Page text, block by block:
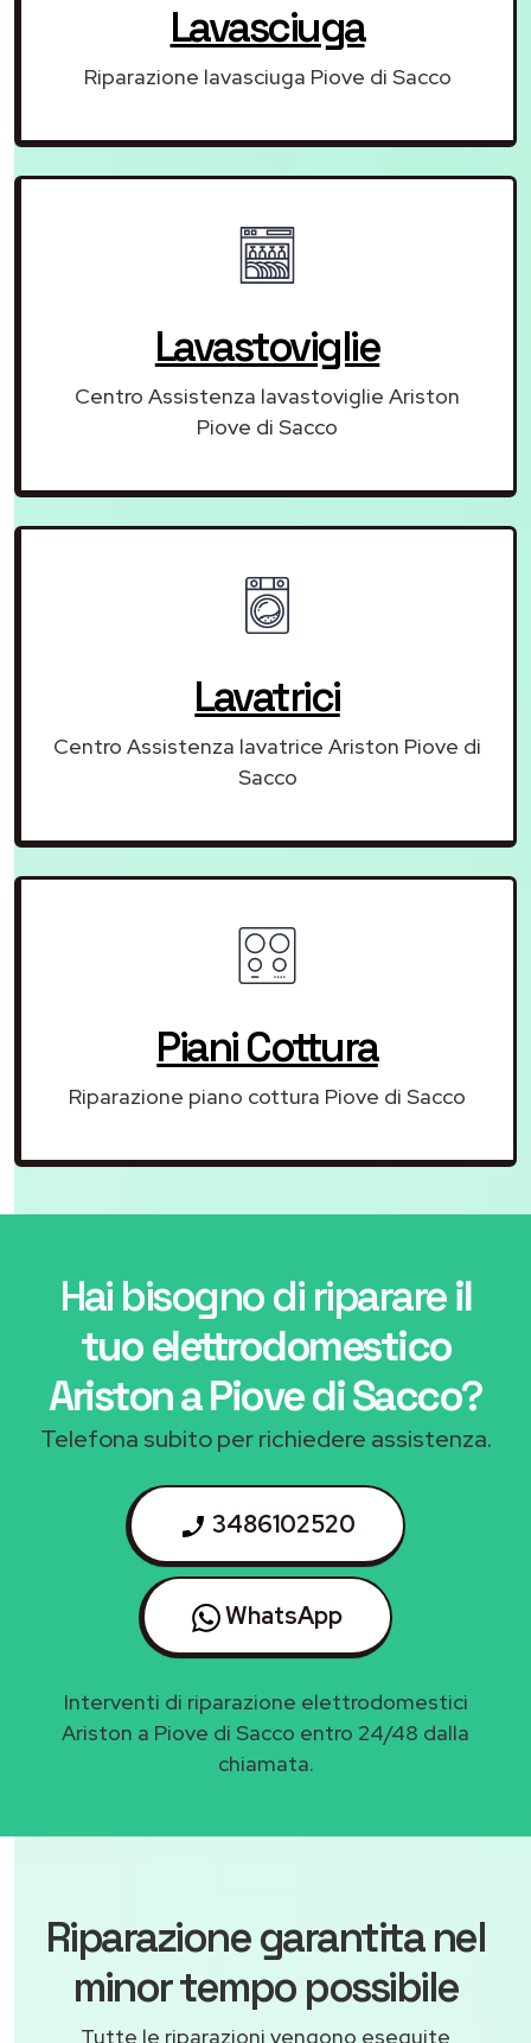
Lavasciuga
Riparazione lavasciuga Piove di Sacco
Lavastoviglie
Centro Assistenza lavastoviglie Ariston
Piove di Sacco
Lavatrici
Centro Assistenza lavatrice Ariston Piove di
Sacco
Piani Cottura
Riparazione piano cottura Piove di Sacco
Hai bisogno di riparareil
tuo elettrodomestico
Ariston a Piove di Sacco?
Telefona subito per richiedere assistenza.
3486102520
WhatsApp
Interventi di riparazione elettrodomestici
Ariston a Piove di Sacco entro 24/48 dalla
chiamata.
Riparazione garantita nel
minor tempo possibile
Tutte le riparazioni vengono eseguite